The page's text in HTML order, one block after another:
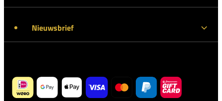
Nieuwsbrief